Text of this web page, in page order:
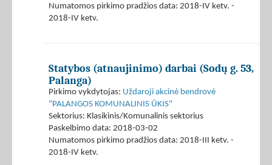
Numatomos pirkimo pradžios data: 2018-IV ketv. -
2018-IV ketv.
Statybos (atnaujinimo) darbai (Sodų g. 53,
Palanga)
Pirkimo vykdytojas: Uždaroji akcinė bendrovė
"PALANGOS KOMUNALINIS ŪKIS"
Sektorius: Klasikinis/Komunalinis sektorius
Paskelbimo data: 2018-03-02
Numatomos pirkimo pradžios data: 2018-III ketv. -
2018-IV ketv.